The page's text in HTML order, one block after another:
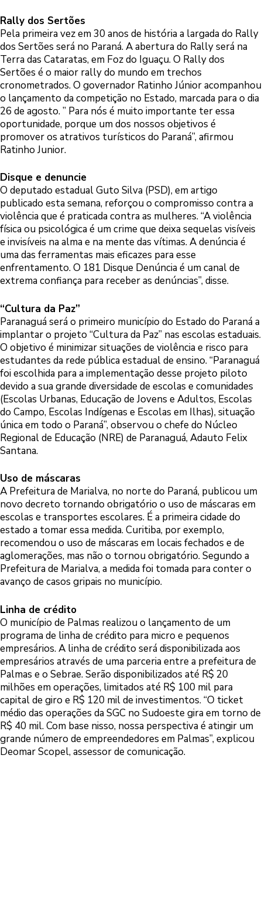
Rally dos Sertões
Pela primeira vez em 30 anos de história a largada do Rally
dos Sertões será no Paraná. A abertura do Rally será na
Terra das Cataratas, em Foz do Iguaçu. O Rally dos
Sertões é o maior rally do mundo em trechos
cronometrados. O governador Ratinho Júnior acompanhou
o lançamento da competição no Estado, marcada para o dia
26 de agosto. ” Para nós é muito importante ter essa
oportunidade, porque um dos nossos objetivos é
promover os atrativos turísticos do Paraná”, afirmou
Ratinho Junior.
Disque e denuncie
O deputado estadual Guto Silva (PSD), em artigo
publicado esta semana, reforçou o compromisso contra a
violência que é praticada contra as mulheres. “A violência
física ou psicológica é um crime que deixa sequelas visíveis
e invisíveis na alma e na mente das vítimas. A denúncia é
uma das ferramentas mais eficazes para esse
enfrentamento. O 181 Disque Denúncia é um canal de
extrema confiança para receber as denúncias”, disse.
“Cultura da Paz”
Paranaguá será o primeiro município do Estado do Paraná a
implantar o projeto “Cultura da Paz” nas escolas estaduais.
O objetivo é minimizar situações de violência e risco para
estudantes da rede pública estadual de ensino. “Paranaguá
foi escolhida para a implementação desse projeto piloto
devido a sua grande diversidade de escolas e comunidades
(Escolas Urbanas, Educação de Jovens e Adultos, Escolas
do Campo, Escolas Indígenas e Escolas em Ilhas), situação
única em todo o Paraná”, observou o chefe do Núcleo
Regional de Educação (NRE) de Paranaguá, Adauto Felix
Santana.
Uso de máscaras
A Prefeitura de Marialva, no norte do Paraná, publicou um
novo decreto tornando obrigatório o uso de máscaras em
escolas e transportes escolares. É a primeira cidade do
estado a tomar essa medida. Curitiba, por exemplo,
recomendou o uso de máscaras em locais fechados e de
aglomerações, mas não o tornou obrigatório. Segundo a
Prefeitura de Marialva, a medida foi tomada para conter o
avanço de casos gripais no município.
Linha de crédito
O município de Palmas realizou o lançamento de um
programa de linha de crédito para micro e pequenos
empresários. A linha de crédito será disponibilizada aos
empresários através de uma parceria entre a prefeitura de
Palmas e o Sebrae. Serão disponibilizados até R$ 20
milhões em operações, limitados até R$ 100 mil para
capital de giro e R$ 120 mil de investimentos. “O ticket
médio das operações da SGC no Sudoeste gira em torno de
R$ 40 mil. Com base nisso, nossa perspectiva é atingir um
grande número de empreendedores em Palmas”, explicou
Deomar Scopel, assessor de comunicação.